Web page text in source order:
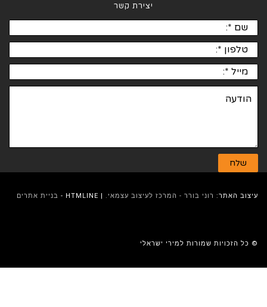
יצירת קשר
עיצוב האתר:רוני בורר - המרכז לעיצוב עצמאי. | HTMLINE - בניית אתרים
© כל הזכויות שמורות למירי ישראלי